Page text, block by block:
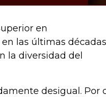
en
las últimas
la diversidad del
desigual. Por